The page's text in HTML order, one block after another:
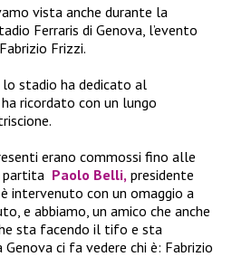
vista anche durante la
Ferraris di Genova, l’evento
Frizzi.
stadio ha dedicato al
ricordato con un lungo
erano commossi fino alle
partita Paolo Belli, presidente
intervenuto con un omaggio a
e abbiamo, un amico che anche
sta facendo il tifo e sta
ci fa vedere chi è: Fabrizio